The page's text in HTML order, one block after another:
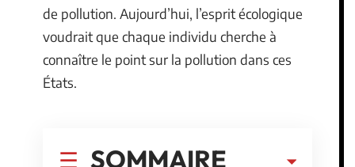
de pollution. Aujourd’hui, l’esprit écologique
voudrait que chaque individu cherche à
connaître le point sur la pollution dans ces
États.
SOMMAIRE